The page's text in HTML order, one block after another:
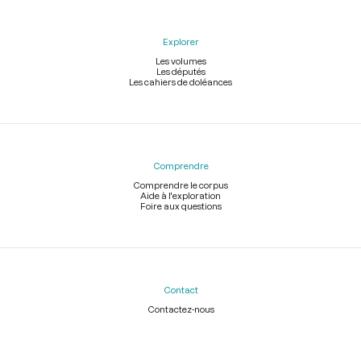
Explorer
Les volumes
Les députés
Les cahiers de doléances
Comprendre
Comprendre le corpus
Aide à l'exploration
Foire aux questions
Contact
Contactez-nous